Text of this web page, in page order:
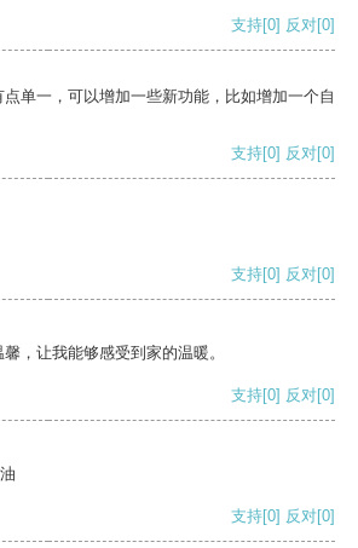
支持[0] 反对[0]
单一，可以增加一些新功能，比如增加一个自
支持[0] 反对[0]
支持[0] 反对[0]
，让我能够感受到家的温暖。
支持[0] 反对[0]
支持[0] 反对[0]